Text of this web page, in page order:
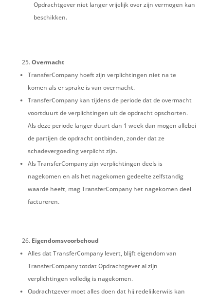
Opdrachtgever niet langer vrijelijk over zijn vermogen kan
beschikken.
Overmacht
TransferCompany hoeft zijn verplichtingen niet na te
komen als er sprake is van overmacht.
TransferCompany kan tijdens de periode dat de overmacht
voortduurt de verplichtingen uit de opdracht opschorten.
Als deze periode langer duurt dan 1 week dan mogen allebei
de partijen de opdracht ontbinden, zonder dat ze
schadevergoeding verplicht zijn.
Als TransferCompany zijn verplichtingen deels is
nagekomen en als het nagekomen gedeelte zelfstandig
waarde heeft, mag TransferCompany het nagekomen deel
factureren.
Eigendomsvoorbehoud
Alles dat TransferCompany levert, blijft eigendom van
TransferCompany totdat Opdrachtgever al zijn
verplichtingen volledig is nagekomen.
Opdrachtgever moet alles doen dat hij redelijkerwijs kan